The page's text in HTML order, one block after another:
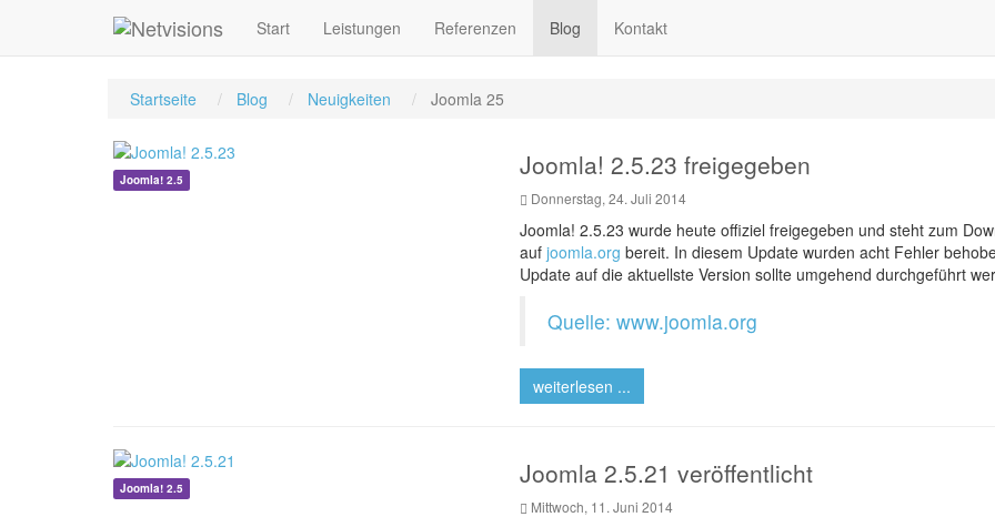
Start Leistungen Referenzen Blog Kontakt
Startseite Blog Neuigkeiten Joomla 25
Joomla! 2.5 Joomla! 2.5.23 freigegeben
Donnerstag, 24. Juli 2014
Joomla! 2.5.23 wurde heute offiziel freigegeben und steht zum
auf joomla.org bereit. In diesem Update wurden acht Fehler
Update auf die aktuellste Version sollte umgehend durchgeführt
Quelle: www.joomla.org
weiterlesen ...
Joomla! 2.5 Joomla 2.5.21 veröffentlicht
Mittwoch, 11. Juni 2014